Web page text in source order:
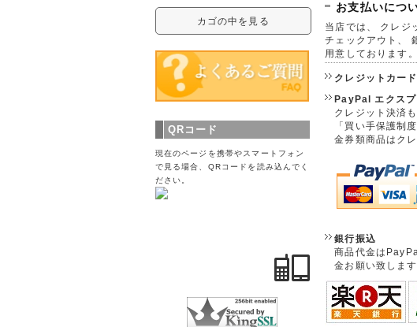
お支払いにつ
当店では、 クレジ
チェックアウト、
用意しております。
クレジットカー
PayPal エクスプ
クレジット決済
「買い手保護制
金券類商品はク
銀行振込
商品代金は
金お願い致します
カゴの中を見る
QRコード
現在のページを携帯やスマートフォン
で見る場合、QRコードを読み込んでく
ださい。